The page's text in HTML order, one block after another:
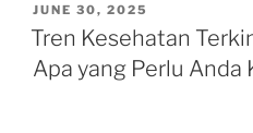
POSTED
ON
JUNE 30, 2025
Tren Kesehatan
Apa yang Perlu Anda